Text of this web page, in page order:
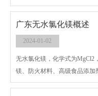
制造耐火材料和陶瓷工业中
高温下的分解或变形，因此
广东无水氯化镁概述
2024-01-02
无水氯化镁，化学式为MgCl2
镁、防火材料、高级食品添加